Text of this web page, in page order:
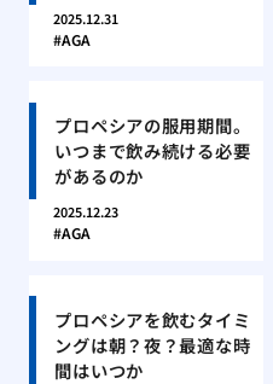
2025.12.31
AGA
プロペシアの服用期間。
いつまで飲み続ける必要
があるのか
2025.12.23
AGA
プロペシアを飲むタイミ
ングは朝？夜？最適な時
間はいつか